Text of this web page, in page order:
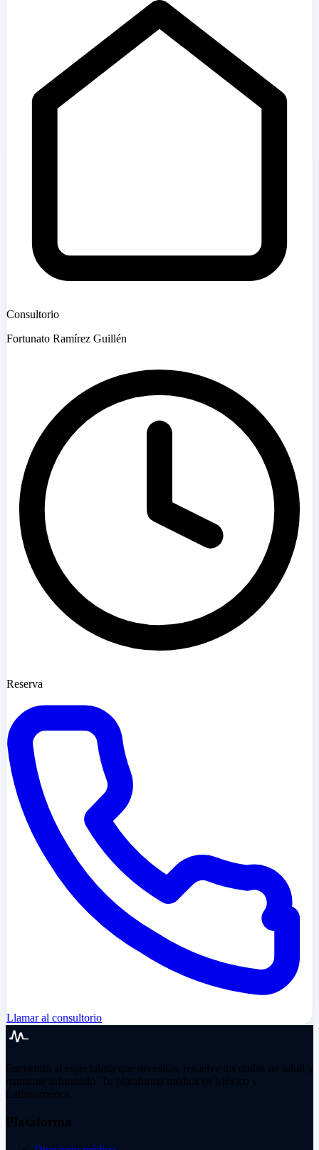
Consultorio
Fortunato Ramírez Guillén
Reserva
Llamar al consultorio
Encuentra al especialista que necesitas, resuelve tus dudas de salud y
mantente informado. Tu plataforma médica en México y
Latinoamérica.
Plataforma